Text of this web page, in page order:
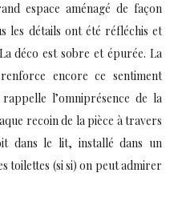
espace aménagé de façon
les détails ont été réfléchis et
déco est sobre et épurée. La
encore ce sentiment
l’omniprésence de la
recoin de la pièce à travers
dans le lit, installé dans un
toilettes (si si) on peut admirer